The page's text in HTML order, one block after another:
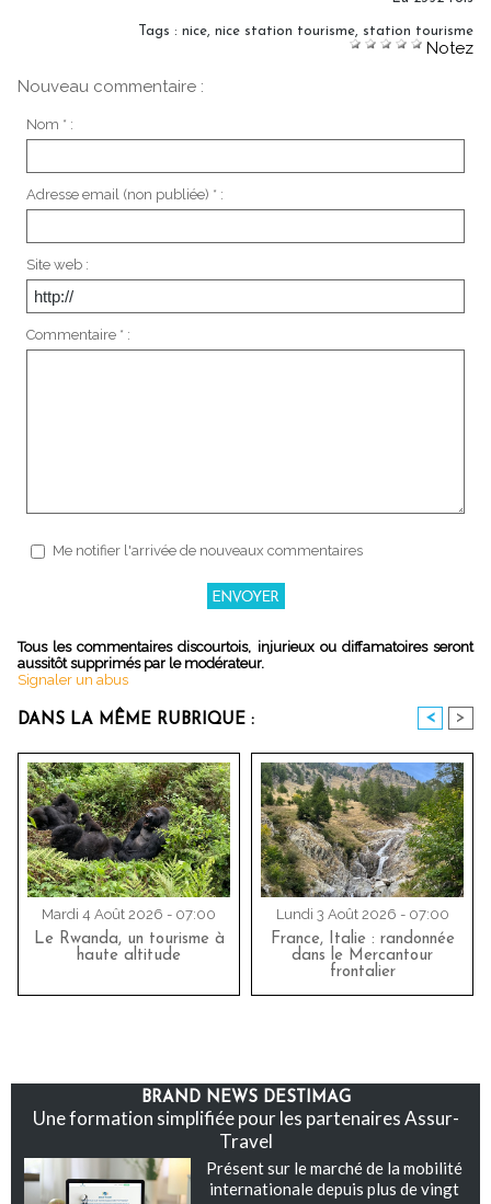
Tags : nice nice station tourisme station tourisme
Notez
Nouveau commentaire :
Nom * :
Adresse email (non publiée) * :
Site web :
Commentaire * :
Me notifier l'arrivée de nouveaux commentaires
Tous les commentaires discourtois, injurieux ou diffamatoires seront
aussitôt supprimés par le modérateur.
Signaler un abus
DANS LA MÊME RUBRIQUE : < >
Mardi 4 Août 2026 - 07:00
Le Rwanda, un tourisme à
haute altitude
Lundi 3 Août 2026 - 07:00
France, Italie : randonnée
dans le Mercantour
frontalier
BRAND NEWS DESTIMAG
Une formation simplifiée pour les partenaires Assur-
Travel
Présent sur le marché de la mobilité
internationale depuis plus de vingt